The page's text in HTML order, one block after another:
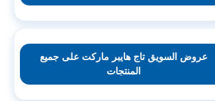
عروض السويق تاج هايبر ماركت على جميع
المنتجات